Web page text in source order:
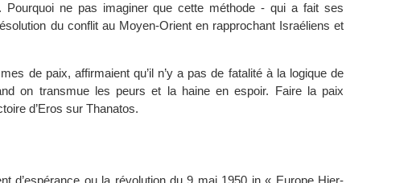
Pourquoi ne pas imaginer que cette méthode - qui a fait ses
du conflit au Moyen-Orient en rapprochant Israéliens et
de paix, affirmaient qu’il n’y a pas de fatalité à la logique de
on transmue les peurs et la haine en espoir. Faire la paix
d’Eros sur Thanatos.
d’espérance ou la révolution du 9 mai 1950 in « Europe Hier-